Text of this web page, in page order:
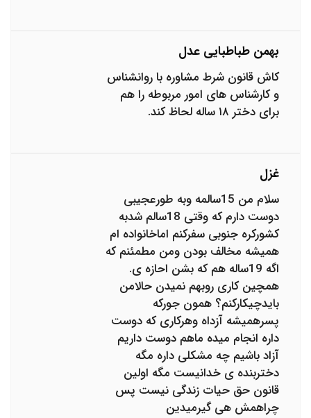
بهمن طباطبایی عدل
کاش قانون شرط مشاوره با روانشناس
و کارشناس های امور مربوطه را هم
برای دختر ۱۸ ساله لحاظ کند.
غزل
سلام من 15سالمه وبه طورعجیبی
دوست دارم که وقتی 18سالم شدبه
کشورکره جنوبی سفرکنم اماخانواده ام
همیشه مخالف بودن ومن مطمئنم که
اگه 19ساله هم که بشن احازه ی.
همچین کاری روبهم نمیدن حالامن
بایدچیکارکنم؟ همون جورکه
پسرهمیشه آزداه وهرکاری که دوست
داره انجام میده ماهم دوست داریم
آزاد باشیم چه مشکلی داره مگه
دختربنده ی خدانیست مگه اولین
قانون حق حیات زندگی نیست پس
چراهمش هی گیرمیدین